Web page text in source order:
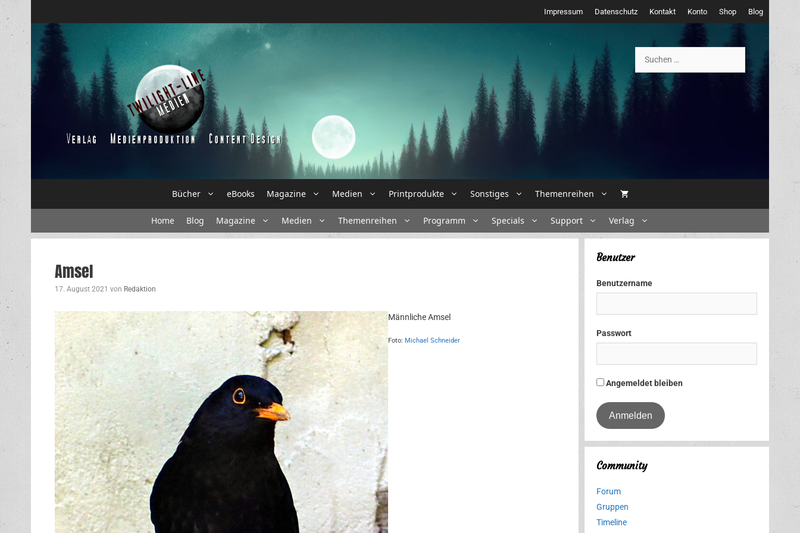
Inhalt
springen
Impressum Datenschutz Kontakt Konto Shop Blog
nach:
Bücher eBooks Magazine Medien Printprodukte Sonstiges Themenreihen
Home Blog Magazine Medien Themenreihen Programm Specials Support Verlag
Amsel
17. August 2021 von Redaktion
Männliche Amsel
Foto: Michael Schneider
Benutzer
Benutzername
Passwort
Angemeldet bleiben
Community
Forum
Gruppen
Timeline